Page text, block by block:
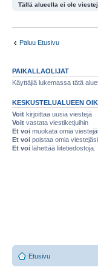
Tällä alueella ei ole
Paluu Etusivu
PAIKALLAOLIJAT
Käyttäjiä lukemassa tätä
KESKUSTELUALUEEN
Voit kirjoittaa uusia viestejä
Voit vastata viestiketjuihin
Et voi muokata omia
Et voi poistaa omia viestejäsi
Et voi lähettää liitetiedostoja.
Etusivu